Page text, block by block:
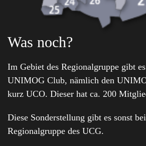
Was noch?
Im Gebiet des Regionalgruppe gibt
UNIMOG Club, nämlich den
kurz UCO. Dieser hat ca. 200
Diese Sonderstellung gibt es sonst
Regionalgruppe des UCG.